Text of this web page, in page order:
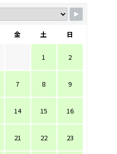
金 土 日
1 2
7 8 9
14 15 16
21 22 23